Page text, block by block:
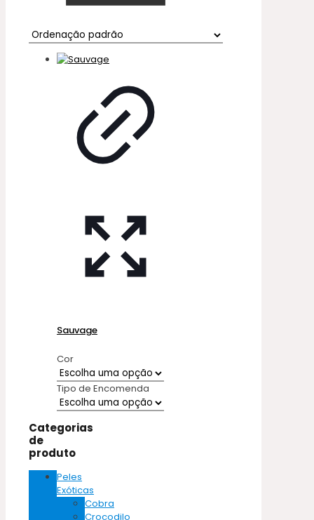
Sauvage
Cor
Tipo de Encomenda
Categorias
de
produto
Peles
Exóticas
Cobra
Crocodilo